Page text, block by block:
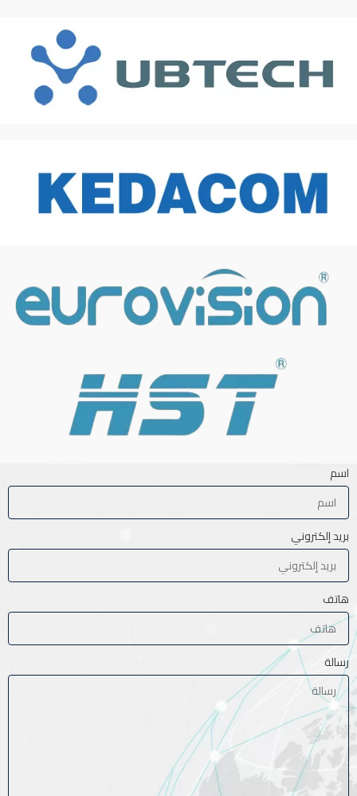
اسم
بريد إلكتروني
هاتف
رسالة